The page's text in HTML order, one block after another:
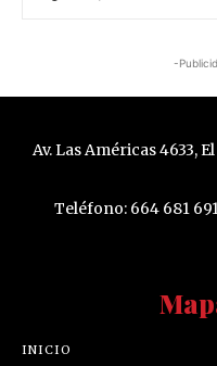
-
Av. Las Américas 4633,
Teléfono: 664 681
INICIO